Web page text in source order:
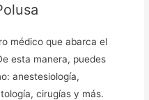
médico que abarca el
esta manera, puedes
anestesiología,
cirugías y más.